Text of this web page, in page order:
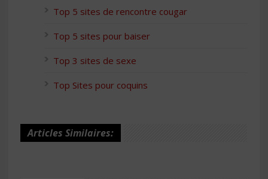
Top 5 sites de rencontre cougar
Top 5 sites pour baiser
Top 3 sites de sexe
Top Sites pour coquins
Articles Similaires: